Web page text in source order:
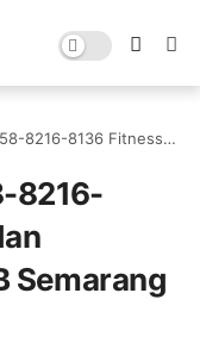
dan Berkualitas di FIT HUB Semarang Gunungpati
8216-
Semarang